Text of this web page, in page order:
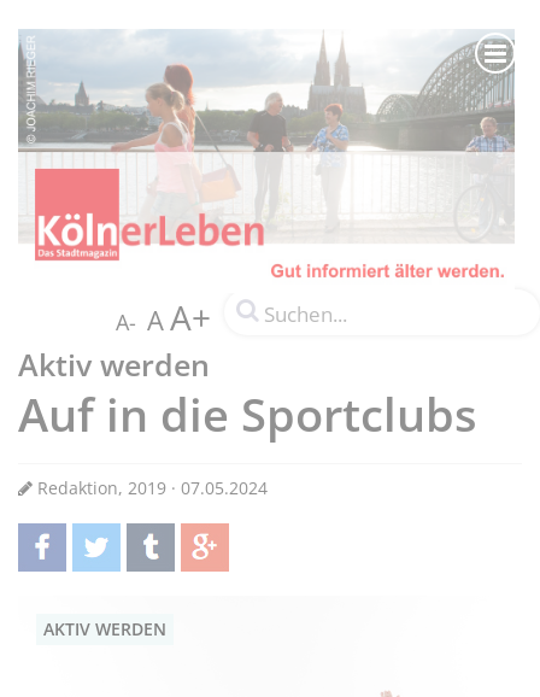
A- AA+
Aktiv werden
Auf in die Sportclubs
Redaktion, 2019 · 07.05.2024
AKTIV WERDEN